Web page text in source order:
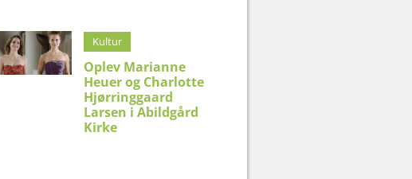
Kultur
Oplev Marianne
Heuer og Charlotte
Hjørringgaard
Larsen i Abildgård
Kirke